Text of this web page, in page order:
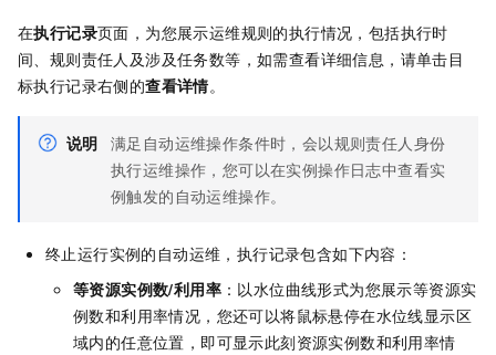
在执行记录页面，为您展示运维规则的执行情况，包括执行时
间、规则责任人及涉及任务数等，如需查看详细信息，请单击目
标执行记录右侧的查看详情。
说明 满足自动运维操作条件时，会以规则责任人身份
执行运维操作，您可以在实例操作日志中查看实
例触发的自动运维操作。
终止运行实例的自动运维，执行记录包含如下内容：
等资源实例数/利用率 ：以水位曲线形式为您展示等资源实
例数和利用率情况，您还可以将鼠标悬停在水位线显示区
域内的任意位置，即可显示此刻资源实例数和利用率情